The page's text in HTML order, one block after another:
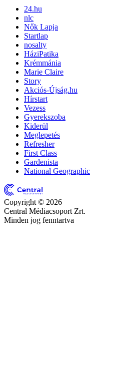
24.hu
nlc
Nők Lapja
Startlap
nosalty
HáziPatika
Krémmánia
Marie Claire
Story
Akciós-Újság.hu
Hírstart
Vezess
Gyerekszoba
Kiderül
Meglepetés
Refresher
First Class
Gardenista
National Geographic
Copyright © 2026
Central Médiacsoport Zrt.
Minden jog fenntartva